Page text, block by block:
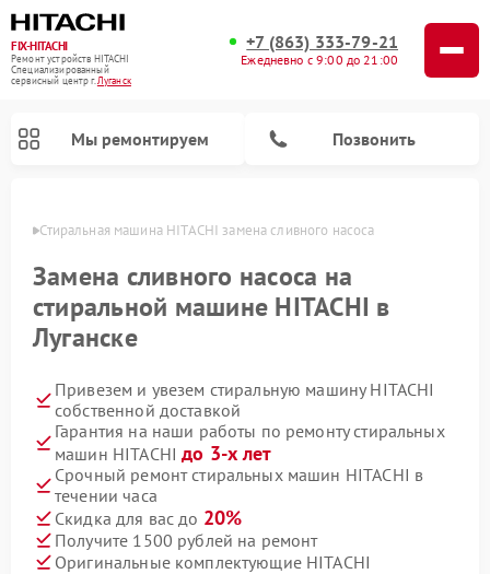
FIX-HITACHI
Ремонт устройств HITACHI
Специализированный
cервисный центр г.Луганск
+7 (863) 333-79-21
Ежедневно с 9:00 до 21:00
Мы ремонтируем Позвонить
Стиральная машина HITACHI замена сливного насоса
Замена сливного насоса на
стиральной машине HITACHI в
Луганске
Привезем и увезем стиральную машину HITACHI
собственной доставкой
Гарантия на наши работы по ремонту стиральных
машин HITACHIдо 3-х лет
Срочный ремонт стиральных машин HITACHI в
течении часа
Скидка для вас до 20%
Получите 1500 рублей на ремонт
Оригинальные комплектующие HITACHI